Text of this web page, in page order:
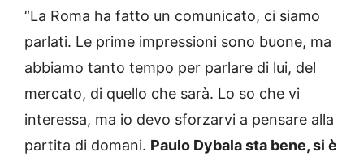
“La Roma ha fatto un comunicato, ci siamo
parlati. Le prime impressioni sono buone, ma
abbiamo tanto tempo per parlare di lui, del
mercato, di quello che sarà. Lo so che vi
interessa, ma io devo sforzarvi a pensare alla
partita di domani. Paulo Dybala sta bene, si è